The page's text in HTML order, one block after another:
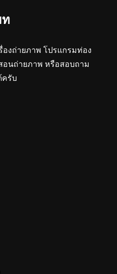
ท
รื่องถ่ายภาพ โปรแกรมท่อง
อนถ่ายภาพ หรือสอบถาม
รับ